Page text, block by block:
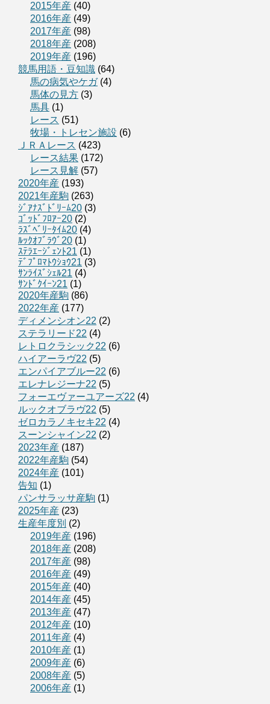
2015年産 (40)
2016年産 (49)
2017年産 (98)
2018年産 (208)
2019年産 (196)
競馬用語・豆知識 (64)
馬の病気やケガ(4)
馬体の見方 (3)
馬具 (1)
レース (51)
牧場・トレセン施設 (6)
ＪＲＡレース (423)
レース結果 (172)
レース見解 (57)
2020年産 (193)
2021年産駒 (263)
ｼﾞｱﾅｽﾞﾄﾞﾘｰﾑ20 (3)
ｺﾞｯﾄﾞﾌﾛｱｰ20 (2)
ﾗｽﾞﾍﾞﾘｰﾀｲﾑ20 (4)
ﾙｯｸｵﾌﾞﾗｳﾞ20 (1)
ｽﾃﾗｴｰｼﾞｪﾝﾄ21 (1)
ﾃﾞﾌﾟﾛﾏﾄｳｼｮｳ21 (3)
ｻﾝﾗｲｽﾞｼｪﾙ21 (4)
ｻﾝﾄﾞｸｲｰﾝ21 (1)
2020年産駒 (86)
2022年産 (177)
ディメンシオン22 (2)
ステラリード22 (4)
レトロクラシック22 (6)
ハイアーラヴ22 (5)
エンパイアブルー22 (6)
エレナレジーナ22 (5)
フォーエヴァーユアーズ22 (4)
ルックオブラヴ22 (5)
ゼロカラノキセキ22 (4)
スーンシャイン22 (2)
2023年産 (187)
2022年産駒 (54)
2024年産 (101)
告知 (1)
パンサラッサ産駒 (1)
2025年産 (23)
生産年度別 (2)
2019年産 (196)
2018年産 (208)
2017年産 (98)
2016年産 (49)
2015年産 (40)
2014年産 (45)
2013年産 (47)
2012年産 (10)
2011年産 (4)
2010年産 (1)
2009年産 (6)
2008年産 (5)
2006年産 (1)